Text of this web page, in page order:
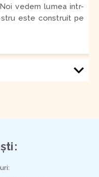
vedem lumea intr-
este construit pe